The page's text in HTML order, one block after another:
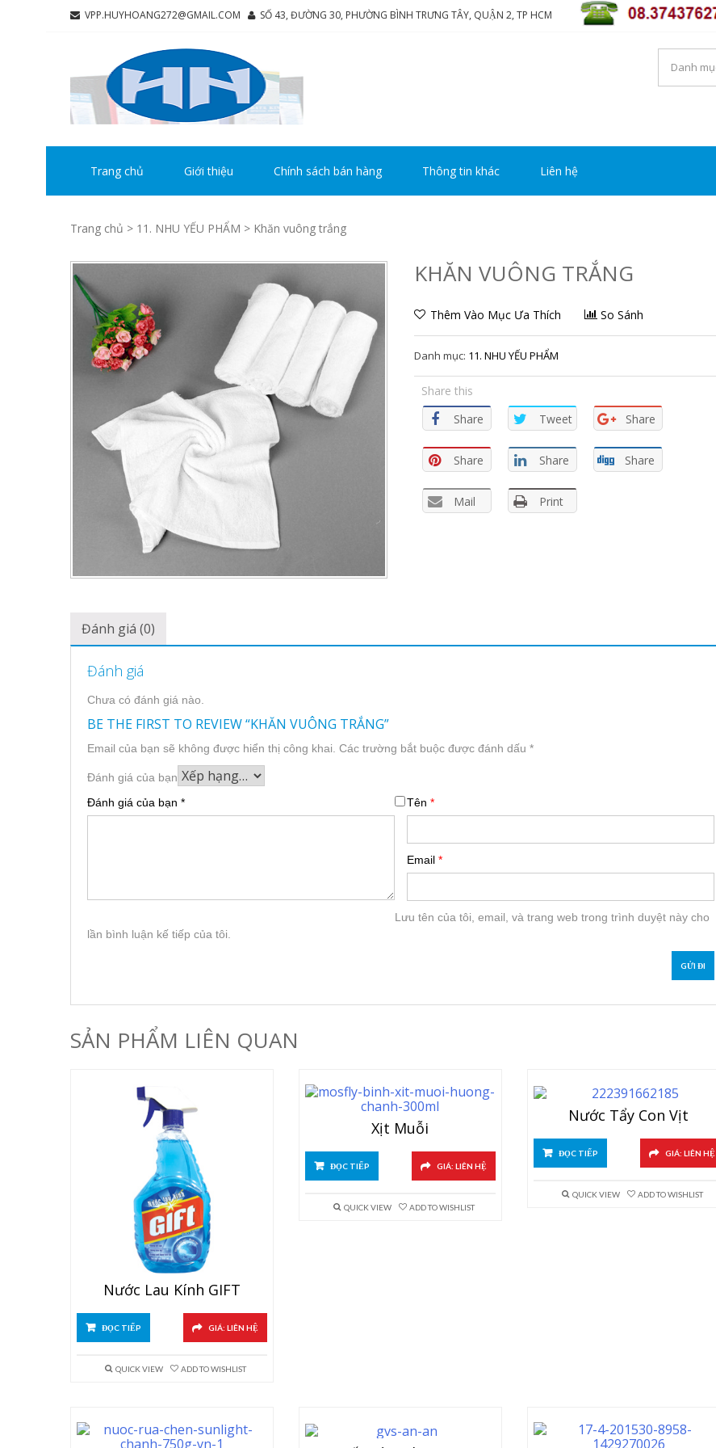
Skip
Skip
VPP.HUYHOANG272@GMAIL.COM SỐ 43, ĐƯỜNG 30, PHƯỜNG BÌNH TRƯNG TÂY, QUẬN 2, TP HCM
Trang chủ Giới thiệu Chính sách bán hàng Thông tin khác Liên hệ
Trang chủ > 11. NHU YẾU PHẨM > Khăn vuông trắng
KHĂN VUÔNG TRẮNG
Thêm Vào Mục Ưa Thích So Sánh
Danh mục: 11. NHU YẾU PHẨM
Share this
Share
Tweet Share
Share Share Share
Mail Print
Đánh giá (0)
Đánh giá
Chưa có đánh giá nào.
BE THE FIRST TO REVIEW “KHĂN VUÔNG TRẮNG”
Email của bạn sẽ không được hiển thị công khai. Các trường bắt buộc được đánh dấu *
Đánh giá của bạn
Đánh giá của bạn * Tên*
Email*
Lưu tên của tôi, email, và trang web trong trình duyệt này cho
lần bình luận kế tiếp của tôi.
SẢN PHẨM LIÊN QUAN
Nước Lau Kính GIFT
ĐỌC TIẾP GIÁ: LIÊN HỆ
QUICK VIEW ADD TO WISHLIST
Xịt Muỗi
ĐỌC TIẾP GIÁ: LIÊN HỆ
QUICK VIEW ADD TO WISHLIST
Nước Tẩy Con Vịt
ĐỌC TIẾP GIÁ: LIÊN HỆ
QUICK VIEW ADD TO WISHLIST